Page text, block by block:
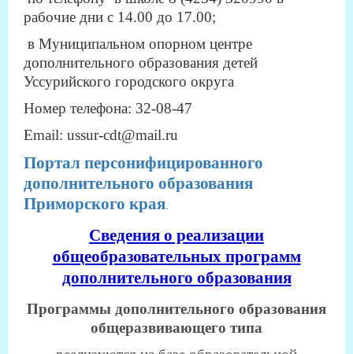
рабочие дни с 14.00 до 17.00;
в Муниципальном опорном центре
дополнительного образования детей
Уссурийского городского округа
Номер телефона: 32-08-47
Email: ussur-cdt@mail.ru
Портал персонифицированного
дополнительного образования
Приморского края
Сведения о реализации
общеобразовательных программ
дополнительного образования
Программы дополнительного образования
общеразвивающего типа